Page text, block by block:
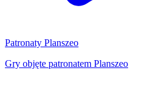
Patronaty Planszeo
Gry objęte patronatem Planszeo